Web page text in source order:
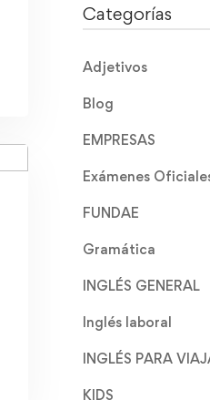
Categorías
Adjetivos
Blog
EMPRESAS
Exámenes
FUNDAE
Gramática
INGLÉS GENERAL
Inglés laboral
INGLÉS PARA
KIDS